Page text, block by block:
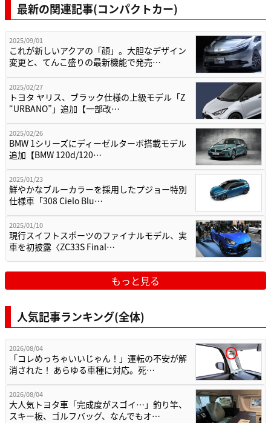
最新の関連記事(コンパクトカー)
2025/09/01
これが新しいアクアの「顔」。大胆なデザイン
変更と、てんこ盛りの最新機能で発売…
2025/02/27
トヨタ ヤリス、ブラック仕様の上級モデル「Z
“URBANO”」追加【一部改…
2025/02/26
BMW 1シリーズにディーゼルターボ搭載モデル
追加【BMW 120d/120…
2025/01/23
鮮やかなブルーカラーを採用したプジョー特別
仕様車「308 Cielo Blu…
2025/01/10
現行スイフトスポーツのファイナルモデル、実
車を初披露〈ZC33S Final…
もっと見る
人気記事ランキング(全体)
2026/08/04
「コレめっちゃいいじゃん！」運転の不安が解
消された！ あらゆる車種に対応。死…
2026/08/04
大人気トヨタ車「完成度がスゴイ…」釣り竿、
スキー板、ゴルフバッグ、なんでもオ…